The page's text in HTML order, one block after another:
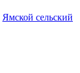
Ямской сельский